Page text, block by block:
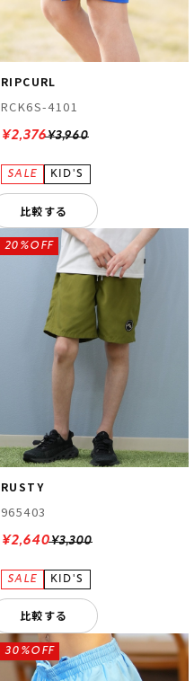
RIPCURL
RCK6S-4101
¥3,960
¥2,376
比較する
RUSTY
965403
¥3,300
20%OFF
¥2,640
比較する
30%OFF